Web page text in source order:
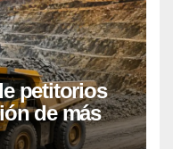
petitorios
de más
explorar